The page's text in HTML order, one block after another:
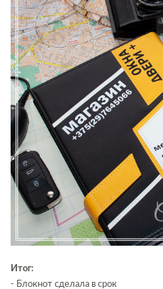
Итог:
- Блокнот сделала в срок